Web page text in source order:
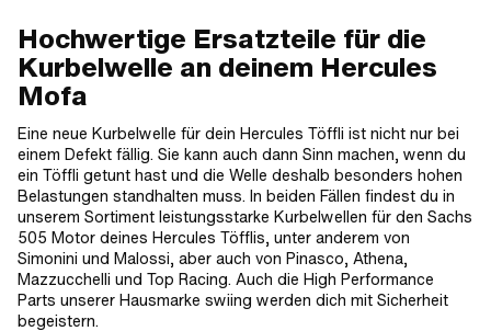
Hochwertige Ersatzteile für die
Kurbelwelle an deinem Hercules
Mofa
Eine neue Kurbelwelle für dein Hercules Töffli ist nicht nur bei
einem Defekt fällig. Sie kann auch dann Sinn machen, wenn du
ein Töffli getunt hast und die Welle deshalb besonders hohen
Belastungen standhalten muss. In beiden Fällen findest du in
unserem Sortiment leistungsstarke Kurbelwellen für den Sachs
505 Motor deines Hercules Töfflis, unter anderem von
Simonini und Malossi, aber auch von Pinasco, Athena,
Mazzucchelli und Top Racing. Auch die High Performance
Parts unserer Hausmarke swiing werden dich mit Sicherheit
begeistern.